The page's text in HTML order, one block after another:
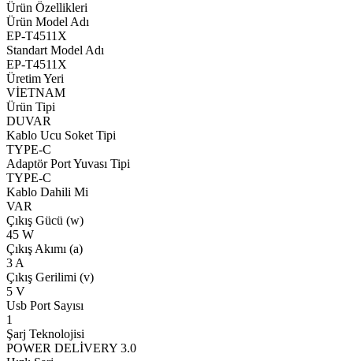
Ürün Özellikleri
Ürün Model Adı
EP-T4511X
Standart Model Adı
EP-T4511X
Üretim Yeri
VİETNAM
Ürün Tipi
DUVAR
Kablo Ucu Soket Tipi
TYPE-C
Adaptör Port Yuvası Tipi
TYPE-C
Kablo Dahili Mi
VAR
Çıkış Gücü (w)
45 W
Çıkış Akımı (a)
3 A
Çıkış Gerilimi (v)
5 V
Usb Port Sayısı
1
Şarj Teknolojisi
POWER DELİVERY 3.0